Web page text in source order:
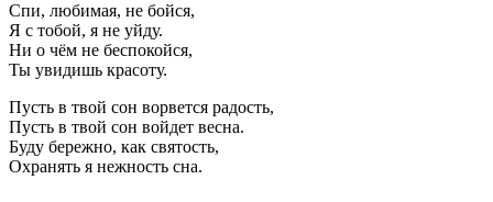
Спи, любимая, не бойся,
Я с тобой, я не уйду.
Ни о чём не беспокойся,
Ты увидишь красоту.
Пусть в твой сон ворвется радость,
Пусть в твой сон войдет весна.
Буду бережно, как святость,
Охранять я нежность сна.